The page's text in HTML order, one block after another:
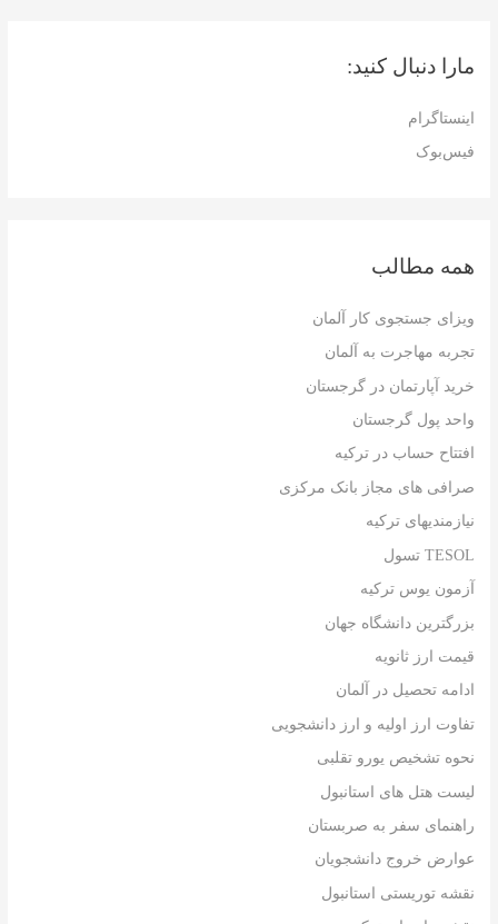
بمارا دنبال کنید:
اینستاگرام
فیس‌بوک
همه مطالب
ویزای جستجوی کار آلمان
تجربه مهاجرت به آلمان
خرید آپارتمان در گرجستان
واحد پول گرجستان
افتتاح حساب در ترکیه
صرافی های مجاز بانک مرکزی
نیازمندیهای ترکیه
TESOL تسول
آزمون یوس ترکیه
بزرگترین دانشگاه جهان
قیمت ارز ثانویه
ادامه تحصیل در آلمان
تفاوت ارز اولیه و ارز دانشجویی
نحوه تشخیص یورو تقلبی
لیست هتل های استانبول
راهنمای سفر به صربستان
عوارض خروج دانشجویان
نقشه توریستی استانبول